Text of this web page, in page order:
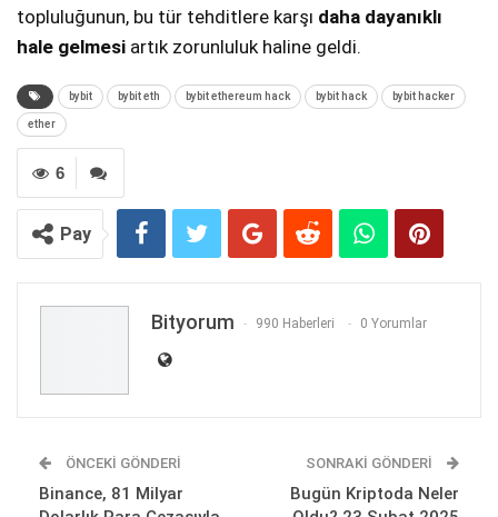
topluluğunun, bu tür tehditlere karşı daha dayanıklı
hale gelmesi artık zorunluluk haline geldi.
bybit bybit eth bybit ethereum hack bybit hack bybit hacker
ether
6
Pay
Bityorum 990 Haberleri 0 Yorumlar
ÖNCEKI GÖNDERI
Binance, 81 Milyar
SONRAKI GÖNDERI
Bugün Kriptoda Neler